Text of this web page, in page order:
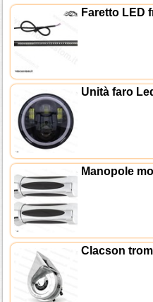
Faretto LED
Unità faro
Manopole
Clacson